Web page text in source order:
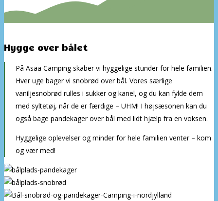
Hygge over bålet
På Asaa Camping skaber vi hyggelige stunder for hele familien.
Hver uge bager vi snobrød over bål. Vores særlige
vaniljesnobrød rulles i sukker og kanel, og du kan fylde dem
med syltetøj, når de er færdige – UHM! I højsæsonen kan du
også bage pandekager over bål med lidt hjælp fra en voksen.
Hyggelige oplevelser og minder for hele familien venter – kom
og vær med!